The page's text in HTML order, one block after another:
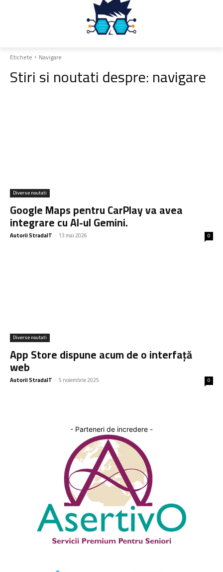
Etichete Navigare
Stiri si noutati despre:navigare
Diverse noutati
Google Maps pentru CarPlay va avea
integrare cu AI-ul Gemini.
Autorii StradaIT - 13 mai 2026 0
Diverse noutati
App Store dispune acum de o interfață
web
Autorii StradaIT - 5 noiembrie 2025 0
- Parteneri de incredere -